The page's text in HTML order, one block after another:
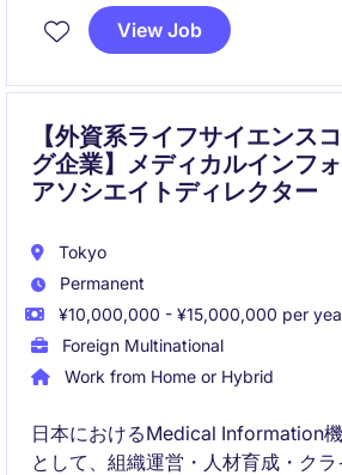
薬剤師としての専門性に加え、日本
キルを活かし、患者安全と情報品質
View Job
【外資系ライフサイエンス
グ企業】メディカルインフ
アソシエイトディレクター
Tokyo
Permanent
¥10,000,000 - ¥15,000,000 per
Foreign Multinational
Work from Home or Hybrid
日本におけるMedical Information
として、組織運営・人材育成・ク